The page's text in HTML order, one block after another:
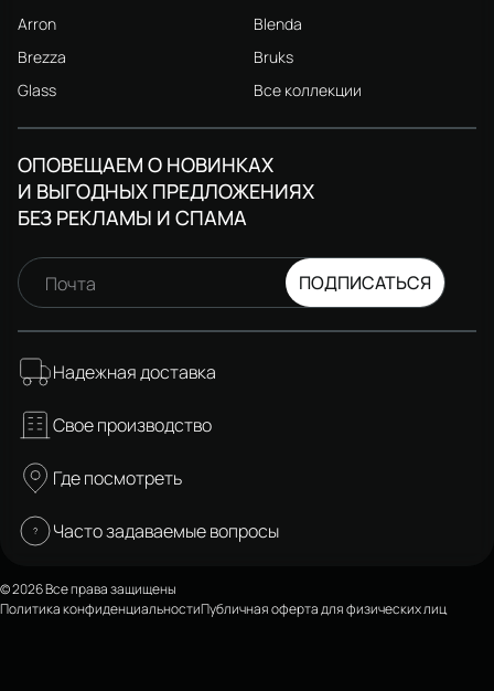
Arron
Blenda
Brezza
Bruks
Glass
Все коллекции
ОПОВЕЩАЕМ О НОВИНКАХ
И ВЫГОДНЫХ ПРЕДЛОЖЕНИЯХ
БЕЗ РЕКЛАМЫ И СПАМА
Почта ПОДПИСАТЬСЯ
Надежная доставка
Свое производство
Где посмотреть
Часто задаваемые вопросы
© 2026 Все права защищены
Политика конфиденциальностиПубличная оферта для физических лиц